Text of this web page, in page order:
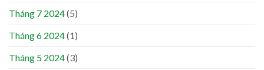
Tháng 7 2024(5)
Tháng 6 2024(1)
Tháng 5 2024(3)